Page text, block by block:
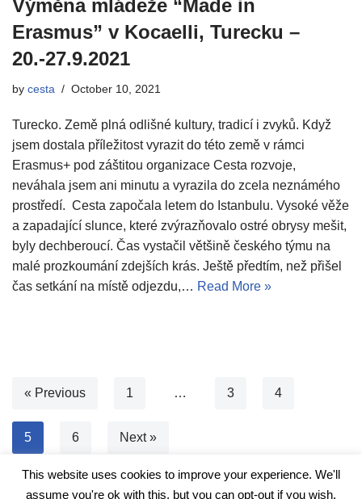
Výměna mládeže “Made in
Erasmus” v Kocaelli, Turecku –
20.-27.9.2021
by cesta October 10, 2021
Turecko. Země plná odlišné kultury, tradicí i zvyků. Když
jsem dostala příležitost vyrazit do této země v rámci
Erasmus+ pod záštitou organizace Cesta rozvoje,
neváhala jsem ani minutu a vyrazila do zcela neznámého
prostředí. Cesta započala letem do Istanbulu. Vysoké věže
a zapadající slunce, které zvýrazňovalo ostré obrysy mešit,
byly dechberoucí. Čas vystačil většině českého týmu na
malé prozkoumání zdejších krás. Ještě předtím, než přišel
čas setkání na místě odjezdu,… Read More »
« Previous 1 … 3 4
5 6 Next »
This website uses cookies to improve your experience. We'll
assume you're ok with this, but you can opt-out if you wish.